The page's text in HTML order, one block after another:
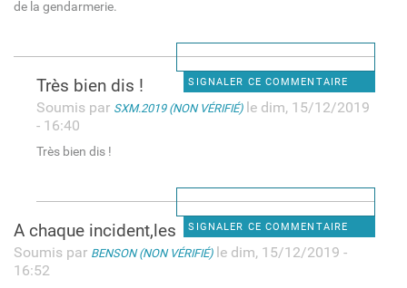
de la gendarmerie.
SIGNALER CE COMMENTAIRE
Très bien dis !
Soumis par SXM.2019 (NON VÉRIFIÉ)le dim, 15/12/2019
- 16:40
Très bien dis !
SIGNALER CE COMMENTAIRE
A chaque incident,les
Soumis par BENSON (NON VÉRIFIÉ)le dim, 15/12/2019 -
16:52